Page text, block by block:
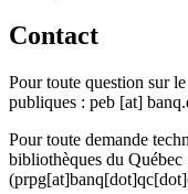
Contact
Pour toute question sur
publiques : peb [at]
Pour toute demande
bibliothèques du Québec